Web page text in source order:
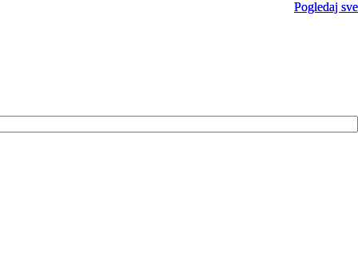
Pogledaj sve
Pogledaj sve